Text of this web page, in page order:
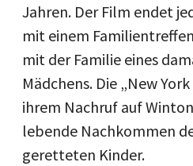
Jahren. Der Film endet
mit einem
mit der Familie eines
Mädchens. Die „New
ihrem Nachruf auf
lebende Nachkommen
geretteten Kinder.